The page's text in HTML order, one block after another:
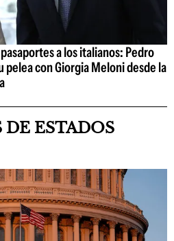
a los italianos: Pedro
pelea con Giorgia Meloni desde la
ESTADOS